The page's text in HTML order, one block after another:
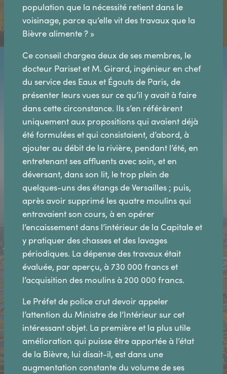
population que la nécessité retient dans le
voisinage, parce qu’elle vit des travaux que la
Bièvre alimente ? »
Ce conseil chargea deux de ses membres, le
docteur Pariset et M. Girard, ingénieur en chef
du service des Eaux et Égouts de Paris, de
présenter leurs vues sur ce qu’il y avait à faire
dans cette circonstance. Ils s’en référèrent
uniquement aux propositions qui avaient déjà
été formulées et qui consistaient, d’abord, à
ajouter au débit de la rivière, pendant l’été, en
entretenant ses affluents avec soin, et en
déversant, dans son lit, le trop plein de
quelques-uns des étangs de Versailles ; puis,
après avoir supprimé les quatre moulins qui
entravaient son cours, à en opérer
l’encaissement dans l’intérieur de la Capitale et
y pratiquer des chasses et des lavages
périodiques. La dépense des travaux était
évaluée, par aperçu, à 730 000 francs et
l’acquisition des moulins à 200 000 francs.
Le Préfet de police crut devoir appeler
l’attention du Ministre de l’Intérieur sur cet
intéressant objet. La première et la plus utile
amélioration qui puisse être apportée à l’état
de la Bièvre, lui disait-il, est dans une
augmentation constante du volume de ses